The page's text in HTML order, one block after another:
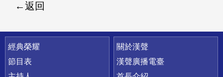
返回
快速連結
經典榮耀
節目表
關於漢聲
漢聲廣播電臺